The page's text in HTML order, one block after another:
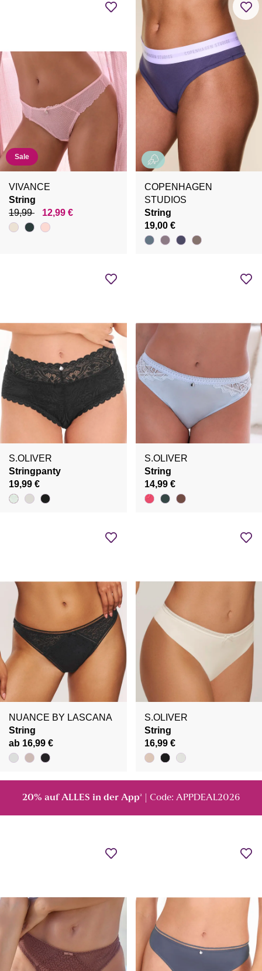
Sale
VIVANCE
String
19,99
12,99 €
COPENHAGEN
STUDIOS
String
19,00 €
S.OLIVER
Stringpanty
19,99 €
S.OLIVER
String
14,99 €
NUANCE BY LASCANA
String
ab 16,99 €
S.OLIVER
String
16,99 €
20% auf ALLES in der App² | Code: APPDEAL2026